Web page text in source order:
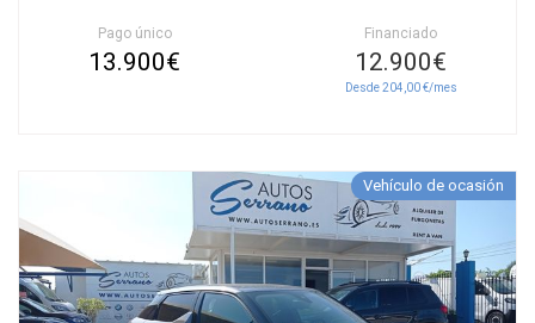
Pago único
13.900€
Financiado
12.900€
Desde 204,00 €/mes
Vehículo de ocasión